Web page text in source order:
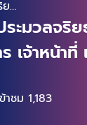
ข้อบังคับว่าด้วยประมวลจริยธรรมสำหรับกรรมการ ผู้บริหาร เจ้าหน้าที่ และผู้ปฏิบัติงาน พ.ศ.2567
ะมวลจริย
เจ้าหน้า
าชม 1,183